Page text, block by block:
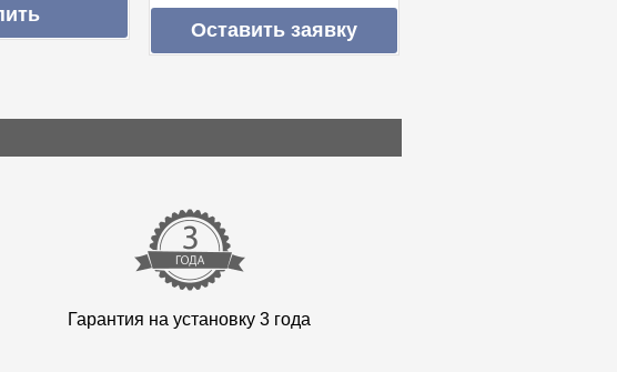
Оставить заявку
Гарантия на установку 3 года